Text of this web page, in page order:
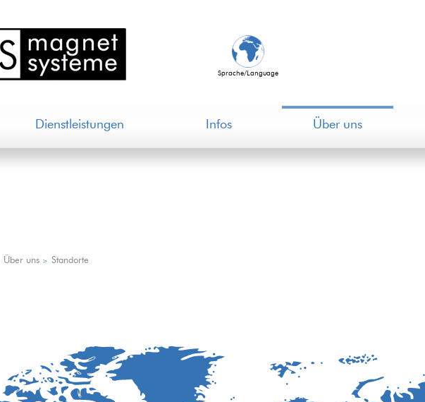
Sprache/Language
Dienstleistungen Infos Über uns
Über uns > Standorte